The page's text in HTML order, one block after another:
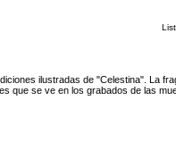
ilustradas de "Celestina". La
que se ve en los grabados de las